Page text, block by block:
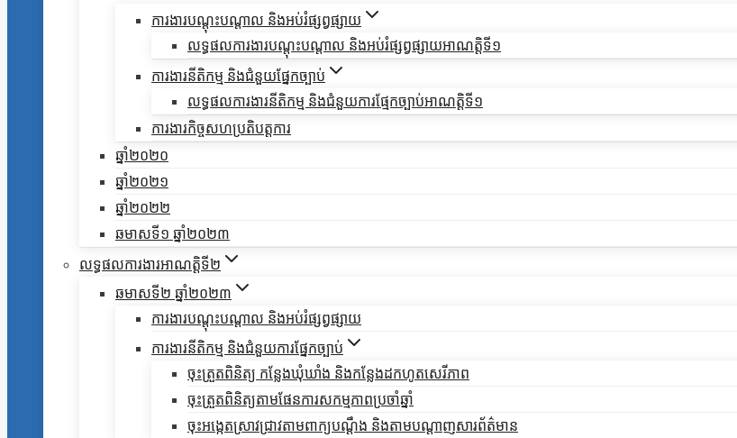
ការងារបណ្តុះបណ្តាល និងអប់រំផ្សព្វផ្សាយ
លទ្ធផលការងារបណ្តុះបណ្តាល និងអប់រំផ្សព្វផ្សាយអាណត្តិទី១
ការងារនីតិកម្ម និងជំនួយផ្នែកច្បាប់
លទ្ធផលការងារនីតិកម្ម និងជំនួយការផ្មែកច្បាប់អាណត្តិទី១
ការងារកិច្ចសហប្រតិបត្តការ
ឆ្នាំ២០២០
ឆ្នាំ២០២១
ឆ្នាំ២០២២
ឆមាសទី១ ឆ្នាំ២០២៣
លទ្ធផលការងារអាណត្តិទី២
ឆមាសទី២ ឆ្នាំ២០២៣
ការងារបណ្តុះបណ្តាល និងអប់រំផ្សព្វផ្សាយ
ការងារនីតិកម្ម និងជំនួយការផ្នែកច្បាប់
ចុះត្រួតពិនិត្យ កន្លែងឃុំឃាំង និងកន្លែងដកហូតសេរីភាព
ចុះត្រួតពិនិត្យតាមផែនការសកម្មភាពប្រចាំឆ្នាំ
ចុះអង្កេតស្រាវជ្រាវតាមពាក្យបណ្តឹង និងតាមបណ្តាញសារព័ត៌មាន